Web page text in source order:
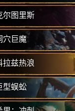
尔图里斯
穴巨魔
拉兹热浪
型蜈蚣